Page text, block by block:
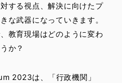
する視点、解決に向けたプ
な武器になっていきます。
教育現場はどのように変わ
か？
2023は、「行政機関」